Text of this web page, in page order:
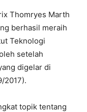
Thomryes Marth
berhasil meraih
Teknologi
setelah
digelar di
2017).
topik tentang